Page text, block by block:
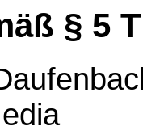
§ 5